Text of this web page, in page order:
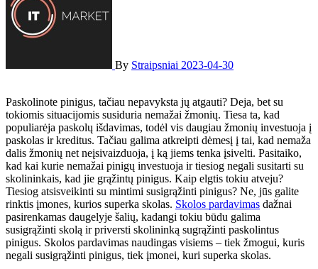
By Straipsniai 2023-04-30
Paskolinote pinigus, tačiau nepavyksta jų atgauti? Deja, bet su
tokiomis situacijomis susiduria nemažai žmonių. Tiesa ta, kad
populiarėja paskolų išdavimas, todėl vis daugiau žmonių investuoja į
paskolas ir kreditus. Tačiau galima atkreipti dėmesį į tai, kad nemaža
dalis žmonių net neįsivaizduoja, į ką jiems tenka įsivelti. Pasitaiko,
kad kai kurie nemažai pinigų investuoja ir tiesiog negali susitarti su
skolininkais, kad jie grąžintų pinigus. Kaip elgtis tokiu atveju?
Tiesiog atsisveikinti su mintimi susigrąžinti pinigus? Ne, jūs galite
rinktis įmones, kurios superka skolas. Skolos pardavimas dažnai
pasirenkamas daugelyje šalių, kadangi tokiu būdu galima
susigrąžinti skolą ir priversti skolininką sugrąžinti paskolintus
pinigus. Skolos pardavimas naudingas visiems – tiek žmogui, kuris
negali susigrąžinti pinigus, tiek įmonei, kuri superka skolas.